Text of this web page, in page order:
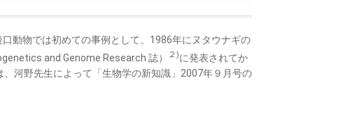
動物では初めての事例として、1986年にヌタウナギの
and Genome Research 誌）
２)に発表されてか
河野先生によって「生物学の新知識」2007年９月号の